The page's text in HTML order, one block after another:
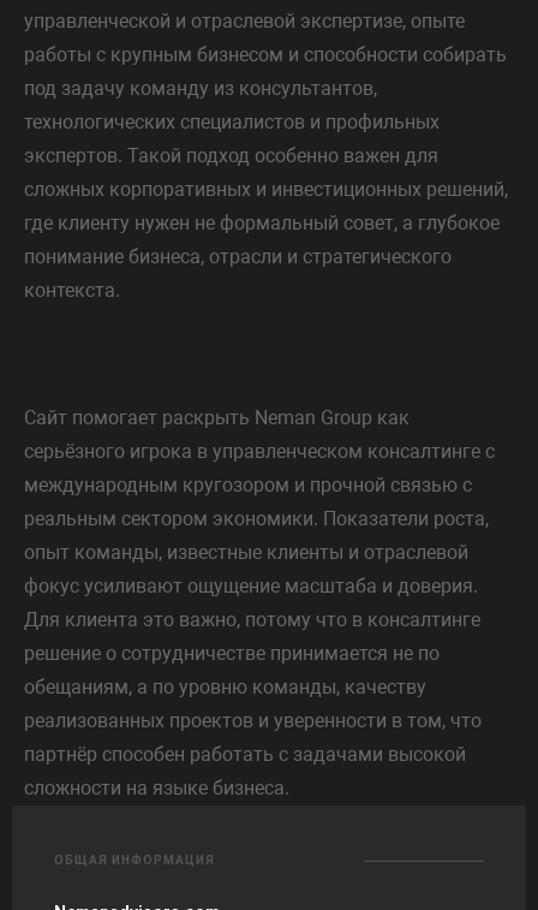
управленческой и отраслевой экспертизе, опыте
работы с крупным бизнесом и способности собирать
под задачу команду из консультантов,
технологических специалистов и профильных
экспертов. Такой подход особенно важен для
сложных корпоративных и инвестиционных решений,
где клиенту нужен не формальный совет, а глубокое
понимание бизнеса, отрасли и стратегического
контекста.
Сайт помогает раскрыть Neman Group как
серьёзного игрока в управленческом консалтинге с
международным кругозором и прочной связью с
реальным сектором экономики. Показатели роста,
опыт команды, известные клиенты и отраслевой
фокус усиливают ощущение масштаба и доверия.
Для клиента это важно, потому что в консалтинге
решение о сотрудничестве принимается не по
обещаниям, а по уровню команды, качеству
реализованных проектов и уверенности в том, что
партнёр способен работать с задачами высокой
сложности на языке бизнеса.
ОБЩАЯ ИНФОРМАЦИЯ